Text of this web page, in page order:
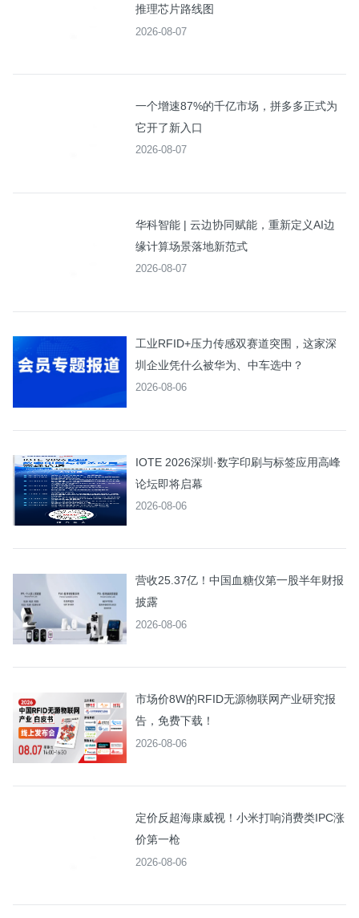
推理芯片路线图
2026-08-07
一个增速87%的千亿市场，拼多多正式为
它开了新入口
2026-08-07
华科智能 | 云边协同赋能，重新定义AI边
缘计算场景落地新范式
2026-08-07
工业RFID+压力传感双赛道突围，这家深
圳企业凭什么被华为、中车选中？
2026-08-06
IOTE 2026深圳·数字印刷与标签应用高峰
论坛即将启幕
2026-08-06
营收25.37亿！中国血糖仪第一股半年财报
披露
2026-08-06
市场价8W的RFID无源物联网产业研究报
告，免费下载！
2026-08-06
定价反超海康威视！小米打响消费类IPC涨
价第一枪
2026-08-06